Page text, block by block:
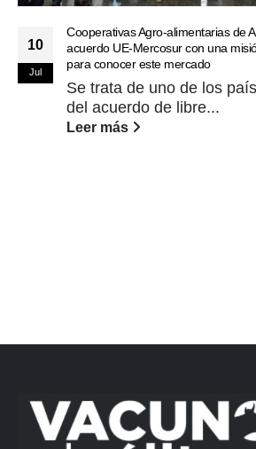
10
Jul
Cooperativas Agro-alimentarias de
acuerdo UE-Mercosur con una
para conocer este mercado
Se trata de uno de los
del acuerdo de libre...
Leer más